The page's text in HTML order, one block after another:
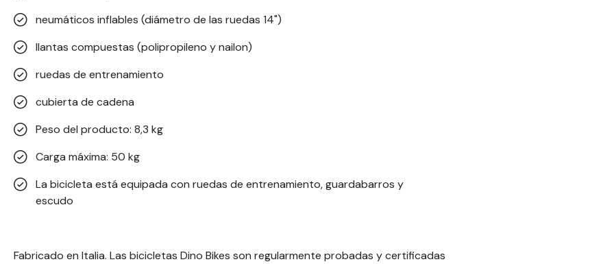
neumáticos inflables (diámetro de las ruedas 14")
llantas compuestas (polipropileno y nailon)
ruedas de entrenamiento
cubierta de cadena
Peso del producto: 8,3 kg
Carga máxima: 50 kg
La bicicleta está equipada con ruedas de entrenamiento, guardabarros y
escudo
Fabricado en Italia. Las bicicletas Dino Bikes son regularmente probadas y certificadas